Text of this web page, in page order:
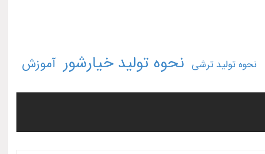
نحوه تولید ترشی نحوه تولید خیارشور آموزش